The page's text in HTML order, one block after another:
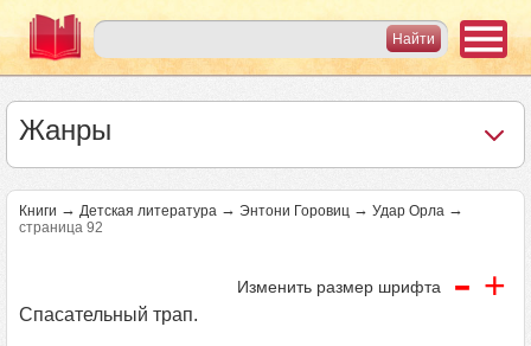
Жанры
Книги → Детская литература → Энтони Горовиц → Удар Орла →
страница 92
Изменить размер шрифта - +
Спасательный трап.